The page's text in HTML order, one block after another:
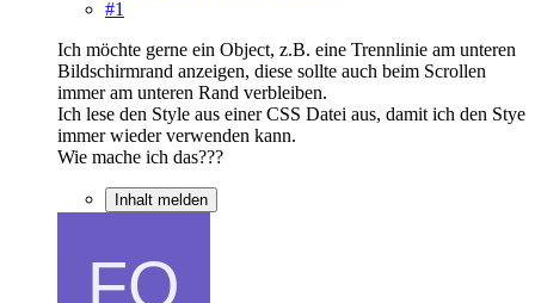
#1
Ich möchte gerne ein Object, z.B. eine Trennlinie am unteren
Bildschirmrand anzeigen, diese sollte auch beim Scrollen
immer am unteren Rand verbleiben.
Ich lese den Style aus einer CSS Datei aus, damit ich den Stye
immer wieder verwenden kann.
Wie mache ich das???
Inhalt melden